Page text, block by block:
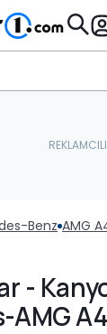
Benz AMG
-
AMG